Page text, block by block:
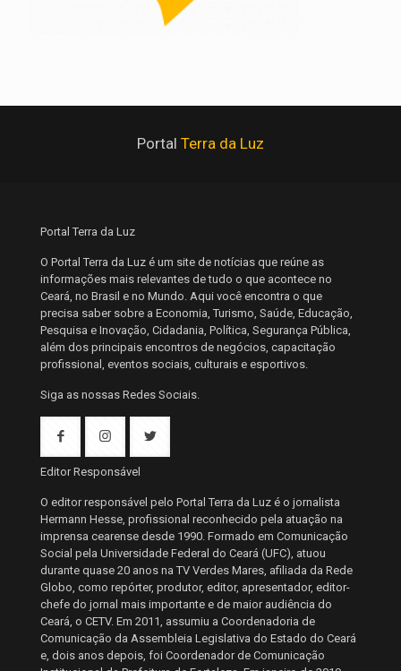
Portal Terra da Luz
Portal Terra da Luz
O Portal Terra da Luz é um site de notícias que reúne as
informações mais relevantes de tudo o que acontece no
Ceará, no Brasil e no Mundo. Aqui você encontra o que
precisa saber sobre a Economia, Turismo, Saúde, Educação,
Pesquisa e Inovação, Cidadania, Política, Segurança Pública,
além dos principais encontros de negócios, capacitação
profissional, eventos sociais, culturais e esportivos.
Siga as nossas Redes Sociais.
Editor Responsável
O editor responsável pelo Portal Terra da Luz é o jornalista
Hermann Hesse, profissional reconhecido pela atuação na
imprensa cearense desde 1990. Formado em Comunicação
Social pela Universidade Federal do Ceará (UFC), atuou
durante quase 20 anos na TV Verdes Mares, afiliada da Rede
Globo, como repórter, produtor, editor, apresentador, editor-
chefe do jornal mais importante e de maior audiência do
Ceará, o CETV. Em 2011, assumiu a Coordenadoria de
Comunicação da Assembleia Legislativa do Estado do Ceará
e, dois anos depois, foi Coordenador de Comunicação